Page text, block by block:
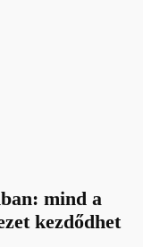
mind a
kezdődhet